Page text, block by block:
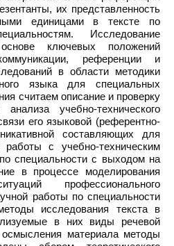
их представленность
единицами в тексте по
Исследование
ключевых положений
референции и
в области методики
языка для специальных
считаем описание и проверку
учебно-технического
его языковой (референтно-
составляющих для
работы с учебно-техническим
специальности с выходом на
в процессе моделирования
профессионального
работы по специальности
исследования текста в
в них виды речевой
материала методы